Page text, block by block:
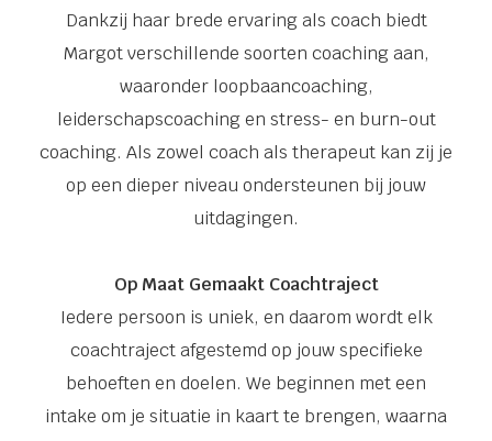
Dankzij haar brede ervaring als coach biedt
Margot verschillende soorten coaching aan,
waaronder loopbaancoaching,
leiderschapscoaching en stress- en burn-out
coaching. Als zowel coach als therapeut kan zij je
op een dieper niveau ondersteunen bij jouw
uitdagingen.
Op Maat Gemaakt Coachtraject
Iedere persoon is uniek, en daarom wordt elk
coachtraject afgestemd op jouw specifieke
behoeften en doelen. We beginnen met een
intake om je situatie in kaart te brengen, waarna